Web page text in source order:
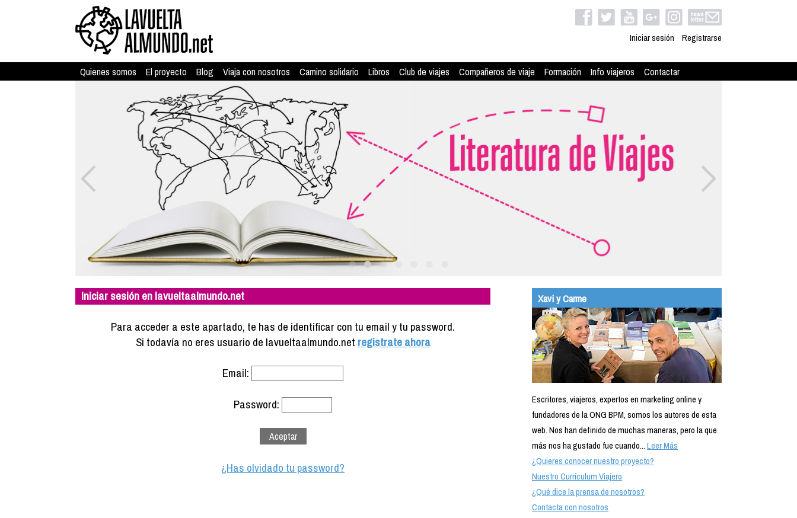
Iniciar sesión Registrarse
Quienes somos El proyecto Blog Viaja con nosotros Camino solidario Libros Club de viajes Compañeros de viaje Formación Info viajeros Contactar
Iniciar sesión en lavueltaalmundo.net
Para acceder a este apartado, te has de identificar con tu email y tu password.
Si todavía no eres usuario de lavueltaalmundo.net registrate ahora
Email:
Password:
¿Has olvidado tu password?
Xavi y Carme
Escritores, viajeros, expertos en marketing online y
fundadores de la ONG BPM, somos los autores de esta
web. Nos han definido de muchas maneras, pero la que
más nos ha gustado fue cuando...Leer Más
¿Quieres conocer nuestro proyecto?
Nuestro Currículum Viajero
¿Qué dice la prensa de nosotros?
Contacta con nosotros